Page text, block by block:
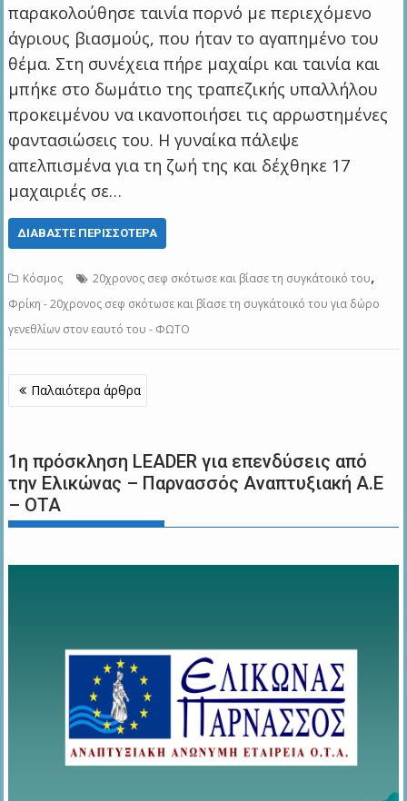
παρακολούθησε ταινία πορνό με περιεχόμενο
άγριους βιασμούς, που ήταν το αγαπημένο του
θέμα. Στη συνέχεια πήρε μαχαίρι και ταινία και
μπήκε στο δωμάτιο της τραπεζικής υπαλλήλου
προκειμένου να ικανοποιήσει τις αρρωστημένες
φαντασιώσεις του. Η γυναίκα πάλεψε
απελπισμένα για τη ζωή της και δέχθηκε 17
μαχαιριές σε…
ΔΙΑΒΆΣΤΕ ΠΕΡΙΣΣΌΤΕΡΑ
Κόσμος 20χρονος σεφ σκότωσε και βίασε τη συγκάτοικό του,
Φρίκη - 20χρονος σεφ σκότωσε και βίασε τη συγκάτοικό του για δώρο
γενεθλίων στον εαυτό του - ΦΩΤΟ
Πλοήγηση
άρθρων
Παλαιότερα άρθρα
1η πρόσκληση LEADER για επενδύσεις από
την Ελικώνας – Παρνασσός Αναπτυξιακή Α.Ε
– ΟΤΑ